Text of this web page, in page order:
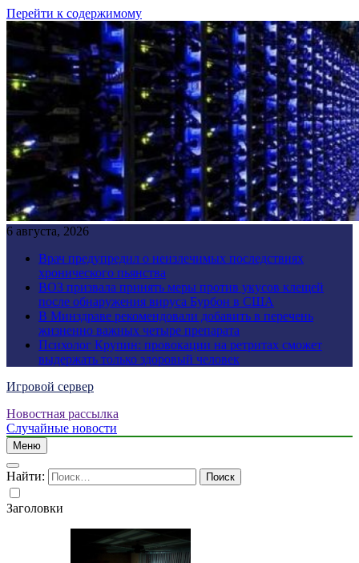
Перейти к содержимому
6 августа, 2026
Врач предупредил о неизлечимых последствиях
хронического пьянства
ВОЗ призвала принять меры против укусов клещей
после обнаружения вируса Бурбон в США
В Минздраве рекомендовали добавить в перечень
жизненно важных четыре препарата
Психолог Крупин: провокации на ретритах сможет
выдержать только здоровый человек
Игровой сервер
Новостная рассылка
Случайные новости
Меню
Найти:
Заголовки